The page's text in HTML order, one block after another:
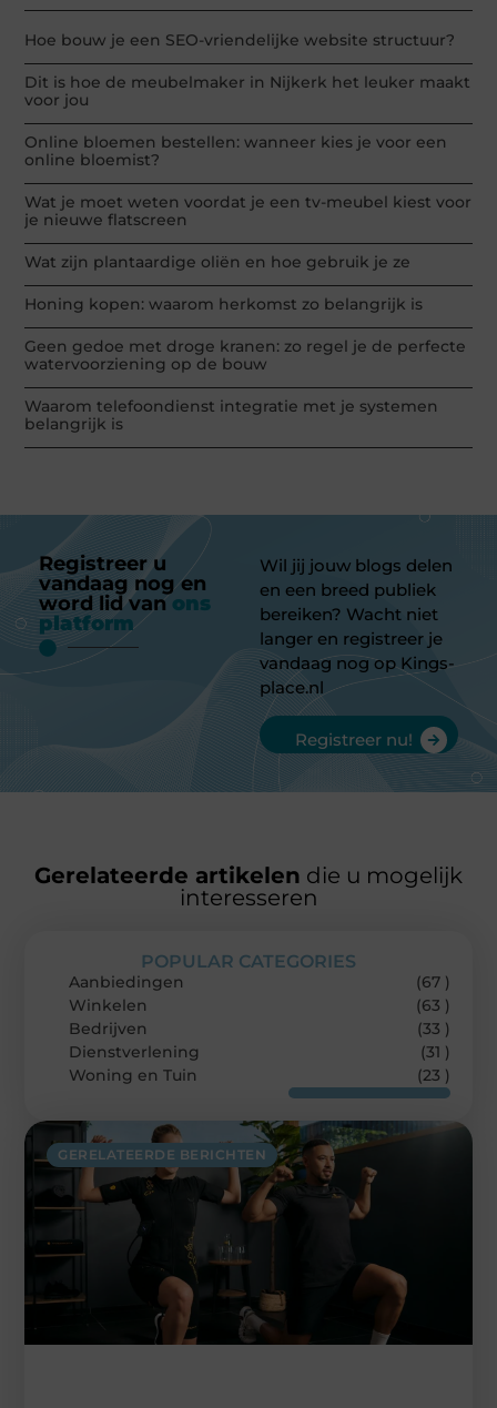
Hoe bouw je een SEO-vriendelijke website structuur?
Dit is hoe de meubelmaker in Nijkerk het leuker maakt
voor jou
Online bloemen bestellen: wanneer kies je voor een
online bloemist?
Wat je moet weten voordat je een tv-meubel kiest voor
je nieuwe flatscreen
Wat zijn plantaardige oliën en hoe gebruik je ze
Honing kopen: waarom herkomst zo belangrijk is
Geen gedoe met droge kranen: zo regel je de perfecte
watervoorziening op de bouw
Waarom telefoondienst integratie met je systemen
belangrijk is
Registreer u
vandaag nog en
word lid van ons
platform
Wil jij jouw blogs delen
en een breed publiek
bereiken? Wacht niet
langer en registreer je
vandaag nog op Kings-
place.nl
Registreer nu!
Gerelateerde artikelen die u mogelijk
interesseren
GERELATEERDE BERICHTEN
POPULAR CATEGORIES
Aanbiedingen
(67 )
Winkelen
(63 )
Bedrijven
(33 )
Dienstverlening
(31 )
Woning en Tuin
(23 )